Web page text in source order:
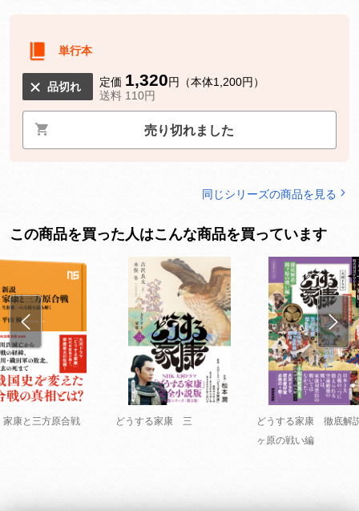
単行本
品切れ 定価 1,320円（本体1,200円）
送料 110円
売り切れました
同じシリーズの商品を見る
この商品を買った人はこんな商品を買っています
康と三方原合戦 どうする家康 三
どうする家康 徹底解
ヶ原の戦い編